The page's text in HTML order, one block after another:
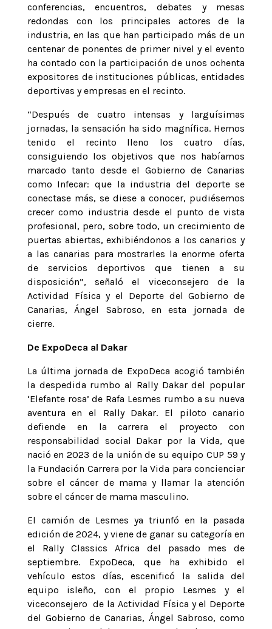
conferencias, encuentros, debates y mesas
redondas con los principales actores de la
industria, en las que han participado más de un
centenar de ponentes de primer nivel y el evento
ha contado con la participación de unos ochenta
expositores de instituciones públicas, entidades
deportivas y empresas en el recinto.
“Después de cuatro intensas y larguísimas
jornadas, la sensación ha sido magnífica. Hemos
tenido el recinto lleno los cuatro días,
consiguiendo los objetivos que nos habíamos
marcado tanto desde el Gobierno de Canarias
como Infecar: que la industria del deporte se
conectase más, se diese a conocer, pudiésemos
crecer como industria desde el punto de vista
profesional, pero, sobre todo, un crecimiento de
puertas abiertas, exhibiéndonos a los canarios y
a las canarias para mostrarles la enorme oferta
de servicios deportivos que tienen a su
disposición”, señaló el viceconsejero de la
Actividad Física y el Deporte del Gobierno de
Canarias, Ángel Sabroso, en esta jornada de
cierre.
De ExpoDeca al Dakar
La última jornada de ExpoDeca acogió también
la despedida rumbo al Rally Dakar del popular
‘Elefante rosa’ de Rafa Lesmes rumbo a su nueva
aventura en el Rally Dakar. El piloto canario
defiende en la carrera el proyecto con
responsabilidad social Dakar por la Vida, que
nació en 2023 de la unión de su equipo CUP 59 y
la Fundación Carrera por la Vida para concienciar
sobre el cáncer de mama y llamar la atención
sobre el cáncer de mama masculino.
El camión de Lesmes ya triunfó en la pasada
edición de 2024, y viene de ganar su categoría en
el Rally Classics Africa del pasado mes de
septiembre. ExpoDeca, que ha exhibido el
vehículo estos días, escenificó la salida del
equipo isleño, con el propio Lesmes y el
viceconsejero de la Actividad Física y el Deporte
del Gobierno de Canarias, Ángel Sabroso, como